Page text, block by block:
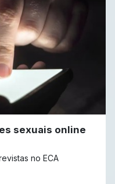
sexuais online
no ECA